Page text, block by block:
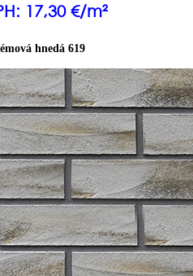
17,30 €/m²
hnedá 619